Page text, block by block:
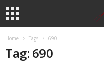
Home Tags 690
Tag: 690